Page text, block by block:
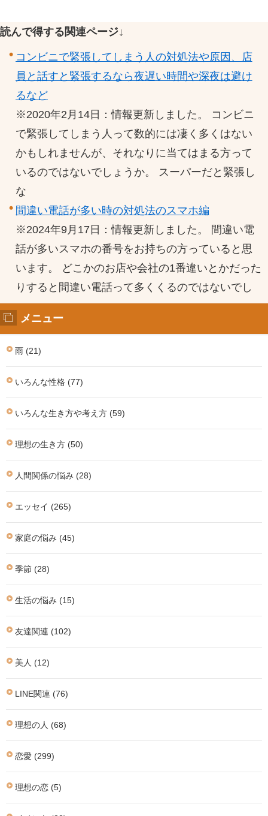
読んで得する関連ページ↓
コンビニで緊張してしまう人の対処法や原因、店
員と話すと緊張するなら夜遅い時間や深夜は避け
るなど
※2020年2月14日：情報更新しました。 コンビニ
で緊張してしまう人って数的には凄く多くはない
かもしれませんが、それなりに当てはまる方って
いるのではないでしょうか。 スーパーだと緊張し
な
間違い電話が多い時の対処法のスマホ編
※2024年9月17日：情報更新しました。 間違い電
話が多いスマホの番号をお持ちの方っていると思
います。 どこかのお店や会社の1番違いとかだった
りすると間違い電話って多くくるのではないでし
メニュー
雨 (21)
いろんな性格 (77)
いろんな生き方や考え方 (59)
理想の生き方 (50)
人間関係の悩み (28)
エッセイ (265)
家庭の悩み (45)
季節 (28)
生活の悩み (15)
友達関連 (102)
美人 (12)
LINE関連 (76)
理想の人 (68)
恋愛 (299)
理想の恋 (5)